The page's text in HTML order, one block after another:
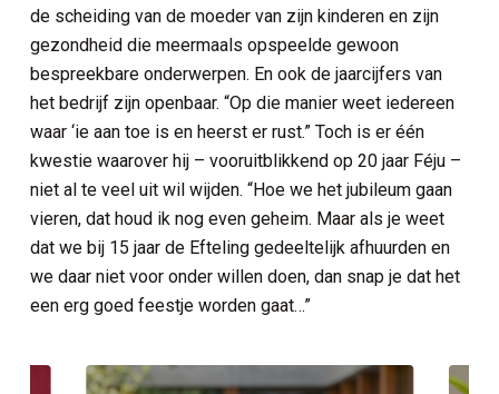
de scheiding van de moeder van zijn kinderen en zijn
gezondheid die meermaals opspeelde gewoon
bespreekbare onderwerpen. En ook de jaarcijfers van
het bedrijf zijn openbaar. “Op die manier weet iedereen
waar ‘ie aan toe is en heerst er rust.” Toch is er één
kwestie waarover hij – vooruitblikkend op 20 jaar Féju –
niet al te veel uit wil wijden. “Hoe we het jubileum gaan
vieren, dat houd ik nog even geheim. Maar als je weet
dat we bij 15 jaar de Efteling gedeeltelijk afhuurden en
we daar niet voor onder willen doen, dan snap je dat het
een erg goed feestje worden gaat…”